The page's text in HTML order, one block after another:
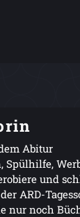
Abitur
Spülhilfe,
und
ARD-
nur noch